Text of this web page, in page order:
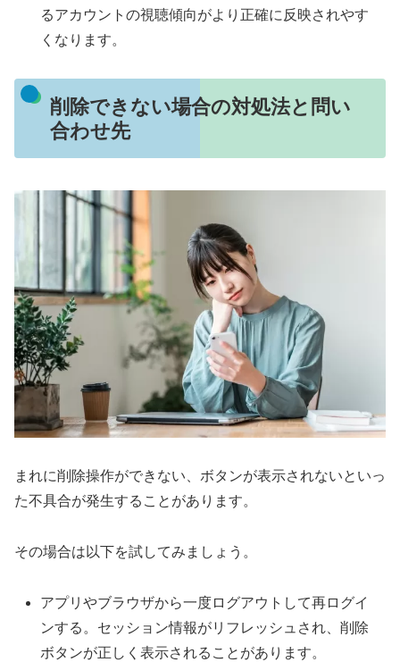
るアカウントの視聴傾向がより正確に反映されやす
くなります。
削除できない場合の対処法と問い
合わせ先
まれに削除操作ができない、ボタンが表示されないといっ
た不具合が発生することがあります。
その場合は以下を試してみましょう。
アプリやブラウザから一度ログアウトして再ログイ
ンする。セッション情報がリフレッシュされ、削除
ボタンが正しく表示されることがあります。